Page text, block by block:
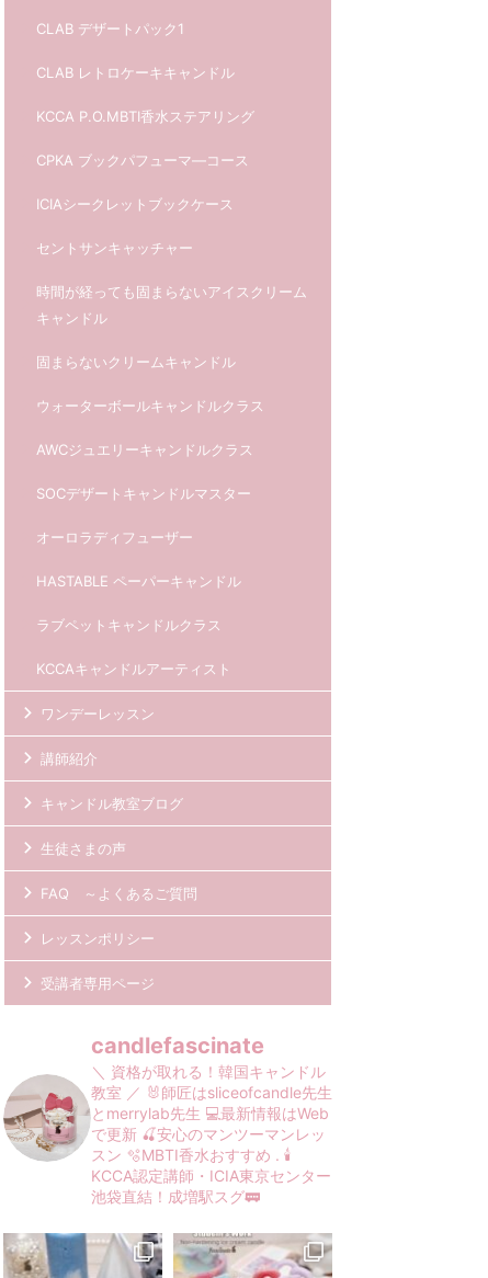
CLAB デザートパック1
CLAB レトロケーキキャンドル
KCCA P.O.MBTI香水ステアリング
CPKA ブックパフューマ―コース
ICIAシークレットブックケース
セントサンキャッチャー
時間が経っても固まらないアイスクリーム
キャンドル
固まらないクリームキャンドル
ウォーターボールキャンドルクラス
AWCジュエリーキャンドルクラス
SOCデザートキャンドルマスター
オーロラディフューザー
HASTABLE ペーパーキャンドル
ラブペットキャンドルクラス
KCCAキャンドルアーティスト
ワンデーレッスン
講師紹介
キャンドル教室ブログ
生徒さまの声
FAQ ～よくあるご質問
レッスンポリシー
受講者専用ページ
candlefascinate
＼ 資格が取れる！韓国キャンドル
教室 ／ 🐰師匠はsliceofcandle先生
とmerrylab先生 💻最新情報はWeb
で更新 🍒安心のマンツーマンレッ
スン 🫧MBTI香水おすすめ . 🕯️
KCCA認定講師・ICIA東京センター
池袋直結！成増駅スグ🚃